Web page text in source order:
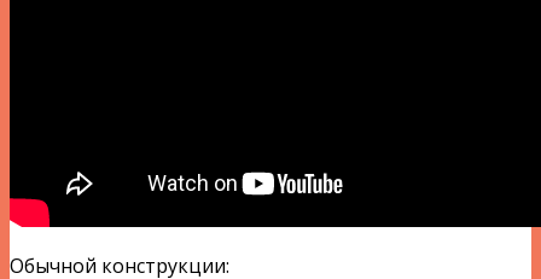
Обычной конструкции: